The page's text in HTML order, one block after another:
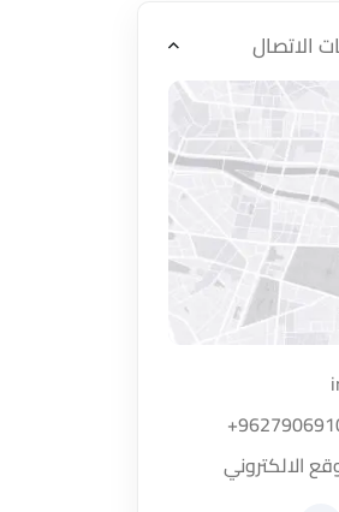
الاتصال
الموقع
الالكتروني